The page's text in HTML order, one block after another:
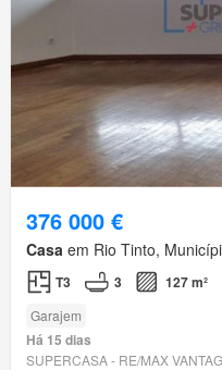
376 000 €
Casa em Rio Tinto,
T3 3 127 m²
Garajem
Há 15 dias
SUPERCASA - RE/MAX